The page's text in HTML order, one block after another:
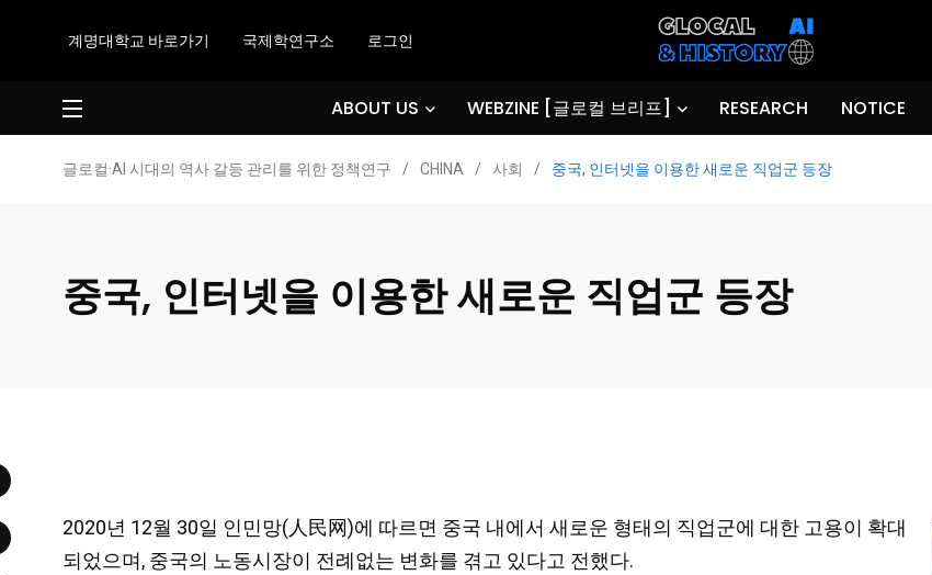
계명대학교 바로가기 국제학연구소 로그인
ABOUT US WEBZINE [글로컬 브리프] RESEARCH NOTICE
글로컬·AI 시대의 역사 갈등 관리를 위한 정책연구 / CHINA / 사회 / 중국, 인터넷을 이용한 새로운 직업군 등장
중국, 인터넷을 이용한 새로운 직업군 등장
2020년 12월 30일 인민망(人民网)에 따르면 중국 내에서 새로운 형태의 직업군에 대한 고용이 확대
되었으며, 중국의 노동시장이 전례없는 변화를 겪고 있다고 전했다.